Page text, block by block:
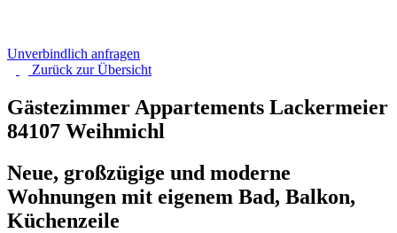
Unverbindlich anfragen
Zurück zurÜbersicht
Gästezimmer Appartements Lackermeier
84107 Weihmichl
Neue, großzügige und moderne
Wohnungen mit eigenem Bad, Balkon,
Küchenzeile